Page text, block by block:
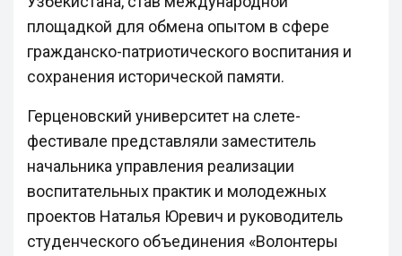
площадкой для обмена опытом в сфере
гражданско-патриотического воспитания и
сохранения исторической памяти.
Герценовский университет на слете-
фестивале представляли заместитель
начальника управления реализации
воспитательных практик и молодежных
проектов Наталья Юревич и руководитель
студенческого объединения «Волонтеры